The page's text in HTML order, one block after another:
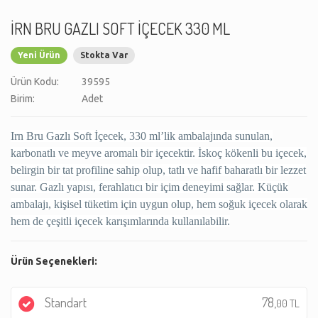
İRN BRU GAZLI SOFT İÇECEK 330 ML
Yeni Ürün Stokta Var
Ürün Kodu:
39595
Birim:
Adet
Irn Bru Gazlı Soft İçecek, 330 ml’lik ambalajında sunulan,
karbonatlı ve meyve aromalı bir içecektir. İskoç kökenli bu içecek,
belirgin bir tat profiline sahip olup, tatlı ve hafif baharatlı bir lezzet
sunar. Gazlı yapısı, ferahlatıcı bir içim deneyimi sağlar. Küçük
ambalajı, kişisel tüketim için uygun olup, hem soğuk içecek olarak
hem de çeşitli içecek karışımlarında kullanılabilir.
Ürün Seçenekleri:
Standart 78, 00 TL